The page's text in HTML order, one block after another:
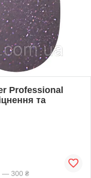
Professional
та
— 300 ₴